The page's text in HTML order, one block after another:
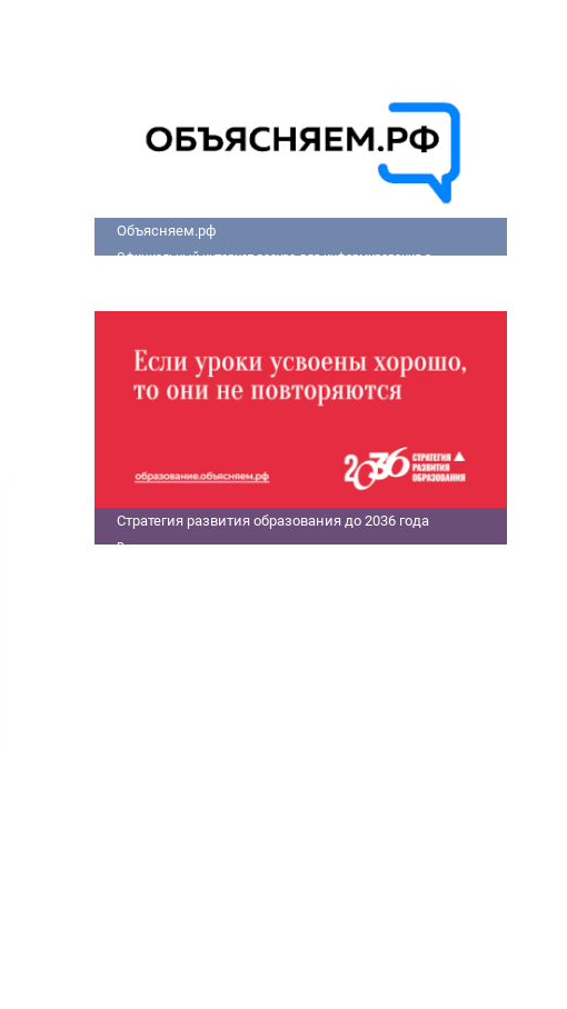
Объясняем.рф
Официальный интернет-ресурс для информирования о
Стратегия развития образования до 2036 года
В современном мире только государства с передовыми